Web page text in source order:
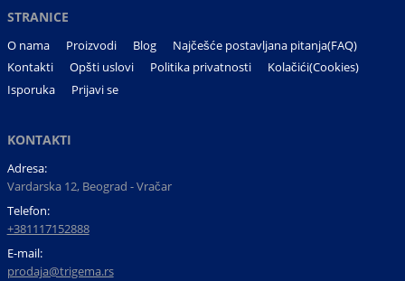
STRANICE
O nama Proizvodi Blog
Najčešće postavljana pitanja(FAQ)
Kontakti
Opšti uslovi Politika privatnosti
Kolačići(Cookies)
Isporuka
Prijavi se
KONTAKTI
Adresa:
Vardarska 12, Beograd - Vračar
Telefon:
+381117152888
E-mail:
prodaja@trigema.rs